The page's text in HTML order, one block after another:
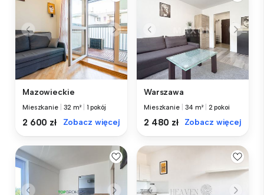
Mazowieckie
Mieszkanie 32 m² 1 pokój
2 600 zł Zobacz więcej
Warszawa
Mieszkanie 34 m² 2 pokoi
2 480 zł Zobacz więcej